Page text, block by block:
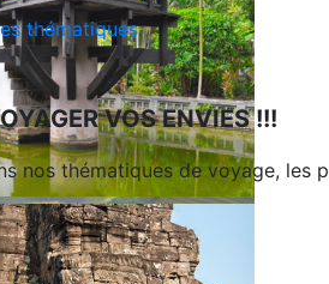
thématiques
Indochine & Asie
VOS ENVIES !!!
nos thématiques de voyage,